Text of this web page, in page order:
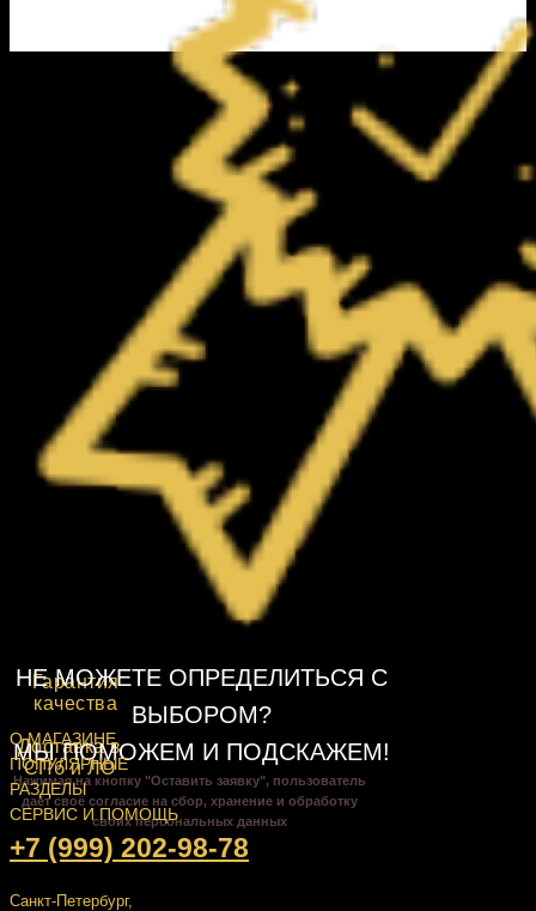
Гарантия
качества
Доставка в
СПб и ЛО
НЕ МОЖЕТЕ ОПРЕДЕЛИТЬСЯ С
ВЫБОРОМ?
МЫ ПОМОЖЕМ И ПОДСКАЖЕМ!
Нажимая на кнопку "Оставить заявку", пользователь
даёт своё согласие на сбор, хранение и обработку
своих персональных данных
О МАГАЗИНЕ
ПОПУЛЯРНЫЕ
РАЗДЕЛЫ
СЕРВИС И ПОМОЩЬ
+7 (999) 202-98-78
Санкт-Петербург,